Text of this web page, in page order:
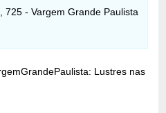
725 - Vargem Grande Paulista
Lustres nas